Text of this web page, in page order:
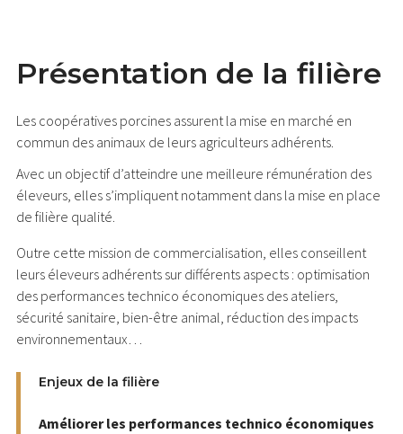
Présentation de la filière
Les coopératives porcines assurent la mise en marché en
commun des animaux de leurs agriculteurs adhérents.
Avec un objectif d’atteindre une meilleure rémunération des
éleveurs, elles s’impliquent notamment dans la mise en place
de filière qualité.
Outre cette mission de commercialisation, elles conseillent
leurs éleveurs adhérents sur différents aspects : optimisation
des performances technico économiques des ateliers,
sécurité sanitaire, bien-être animal, réduction des impacts
environnementaux…
Enjeux de la filière
Améliorer les performances technico économiques